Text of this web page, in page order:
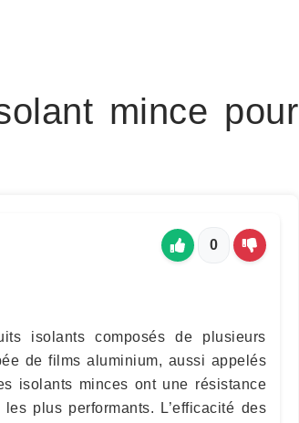
mince pour
0
isolants composés de plusieurs
de films aluminium, aussi appelés
isolants minces ont une résistance
plus performants. L’efficacité des